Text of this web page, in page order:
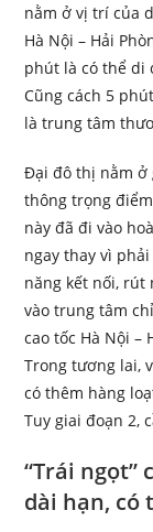
nằm ở vị trí của
Hà Nội – Hải
phút là có thể di
Cũng cách 5
là trung tâm
Đại đô thị nằm ở
thông trọng
này đã đi vào
ngay thay vì
năng kết nối, rút
vào trung tâm
cao tốc Hà Nội –
Trong tương lai,
có thêm hàng
Tuy giai đoạn 2,
“Trái
dài hạn, có